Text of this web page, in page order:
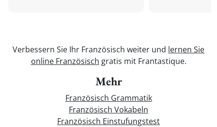
Verbessern Sie Ihr Französisch weiter und lernen Sie
online Französisch gratis mit Frantastique.
Mehr
Französisch Grammatik
Französisch Vokabeln
Französisch Einstufungstest